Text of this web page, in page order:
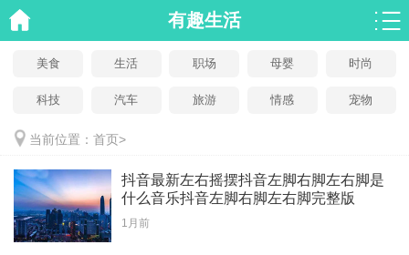
有趣生活
美食 生活 职场 母婴 时尚
科技 汽车 旅游 情感 宠物
当前位置： 首页>
抖音最新左右摇摆抖音左脚右脚左右脚是
什么音乐抖音左脚右脚左右脚完整版
1月前